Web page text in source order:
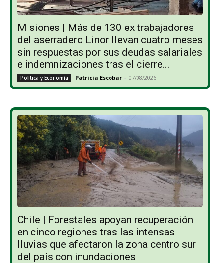
Misiones | Más de 130 ex trabajadores
del aserradero Linor llevan cuatro meses
sin respuestas por sus deudas salariales
e indemnizaciones tras el cierre...
Política y Economía Patricia Escobar - 07/08/2026
Chile | Forestales apoyan recuperación
en cinco regiones tras las intensas
lluvias que afectaron la zona centro sur
del país con inundaciones